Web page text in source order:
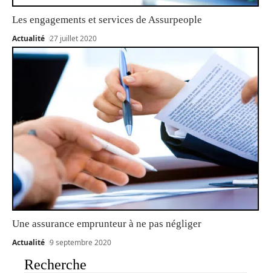
Les engagements et services de Assurpeople
Actualité 27 juillet 2020
Une assurance emprunteur à ne pas négliger
Actualité 9 septembre 2020
Recherche